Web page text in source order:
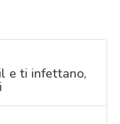
e ti infettano,